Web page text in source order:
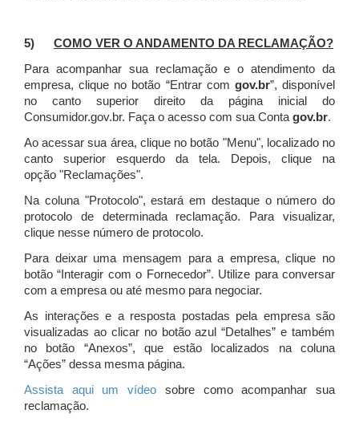
5) COMO VER O ANDAMENTO DA RECLAMAÇÃO?
Para acompanhar sua reclamação e o atendimento da
empresa, clique no botão “Entrar com gov.br”, disponível
no canto superior direito da página inicial do
Consumidor.gov.br. Faça o acesso com sua Contagov.br.
Ao acessar sua área, clique no botão "Menu", localizado no
canto superior esquerdo da tela. Depois, clique na
opção "Reclamações".
Na coluna "Protocolo", estará em destaque o número do
protocolo de determinada reclamação. Para visualizar,
clique nesse número de protocolo.
Para deixar uma mensagem para a empresa, clique no
botão “Interagir com o Fornecedor”. Utilize para conversar
com a empresa ou até mesmo para negociar.
As interações e a resposta postadas pela empresa são
visualizadas ao clicar no botão azul “Detalhes” e também
no botão “Anexos”, que estão localizados na coluna
“Ações” dessa mesma página.
Assista aqui um vídeo sobre como acompanhar sua
reclamação.